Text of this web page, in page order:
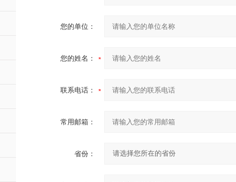
您的单位：
您的姓名：
联系电话：
常用邮箱：
省份：